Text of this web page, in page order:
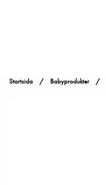
Startsida Babyprodukter